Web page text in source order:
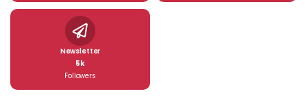
Newsletter
5k
Followers